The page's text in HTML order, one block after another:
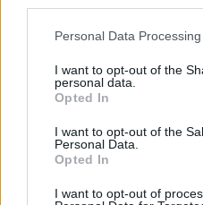
Please note that this website/
not limited to your visit or
grant or deny consent to
use your data for below
consent section.
Personal Data
I want to opt-out of the
personal data.
Opted In
I want to opt-out of the
Personal Data.
Opted In
I want to opt-out of
édesapámat
kényszerítette az
annak kiszolgálói. A
tündöklő csillagát;
igazi Kex ott és akkor
elmúlt évbek során
minőségben
hogy csak Hobót, a